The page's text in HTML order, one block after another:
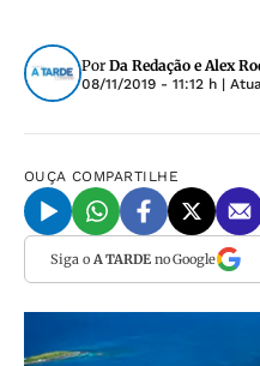
Por Da Redação e Alex
08/11/2019 - 11:12 h |
OUÇA COMPARTILHE
Siga o A TARDEno Google